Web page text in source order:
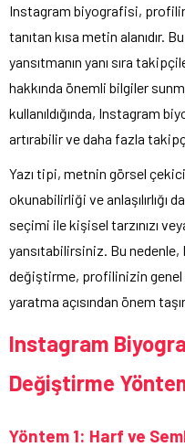
Instagram biyografisi,
tanıtan kısa metin alanıdır.
yansıtmanın yanı sıra
hakkında önemli bilgiler
kullanıldığında, Instagram
artırabilir ve daha fazla
Yazı tipi, metnin görsel
okunabilirliği ve anlaşılırlığı
seçimi ile kişisel tarzınızı
yansıtabilirsiniz. Bu
değiştirme, profilinizin
yaratma açısından önem taşır.
Instagram
Değiştirme
Yöntem 1: Harf ve